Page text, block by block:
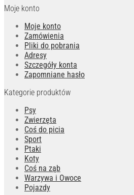
Moje konto
Moje konto
Zamówienia
Pliki do pobrania
Adresy
Szczegóły konta
Zapomniane hasło
Kategorie produktów
Psy
Zwierzęta
Coś do picia
Sport
Ptaki
Koty
Coś na ząb
Warzywa i Owoce
Pojazdy